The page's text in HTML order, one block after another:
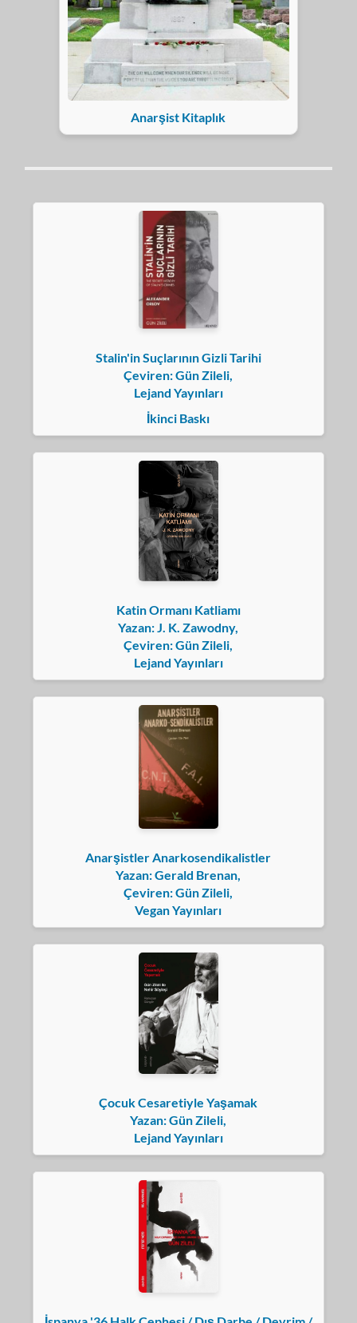
Anarşist Kitaplık
Stalin'in Suçlarının Gizli Tarihi
Çeviren: Gün Zileli,
Lejand Yayınları
İkinci Baskı
Katin Ormanı Katliamı
Yazan: J. K. Zawodny,
Çeviren: Gün Zileli,
Lejand Yayınları
Anarşistler Anarkosendikalistler
Yazan: Gerald Brenan,
Çeviren: Gün Zileli,
Vegan Yayınları
Çocuk Cesaretiyle Yaşamak
Yazan: Gün Zileli,
Lejand Yayınları